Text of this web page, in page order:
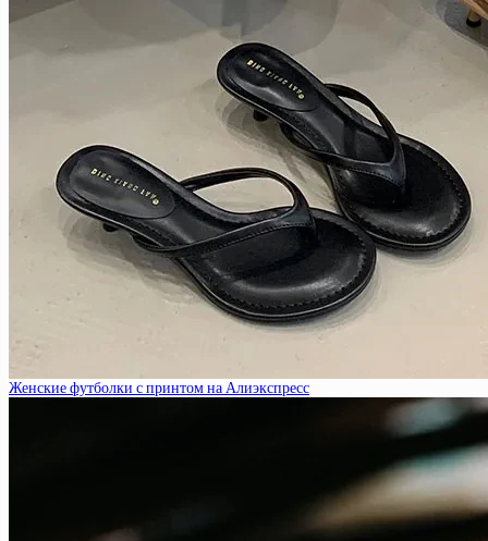
Женские футболки с принтом на Алиэкспресс